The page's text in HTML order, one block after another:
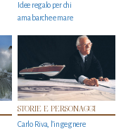
Idee regalo per chi
ama barche e mare
STORIE E PERSONAGGI
Carlo Riva, l’ingegnere